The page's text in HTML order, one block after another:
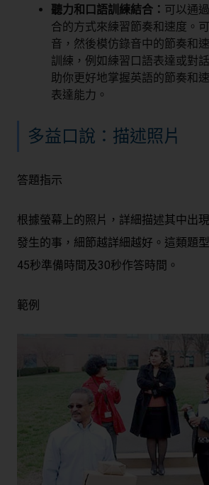
聽力和口語訓練結合： 可以通
合的方式來練習節奏和速度。
音，然後模仿錄音中的節奏和
訓練，例如練習口語表達或對
助你更好地掌握英語的節奏和
表達能力。
多益口說：描述照片
答題指示
根據螢幕上的照片，詳細描述其中出
發生的事，細節越詳細越好。這類題
45秒準備時間及30秒作答時間。
範例